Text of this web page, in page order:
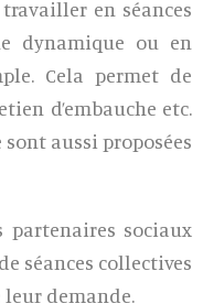
en séances
dynamique ou en
Cela permet de
d’embauche etc.
sont aussi proposées
sociaux
séances collectives
demande.